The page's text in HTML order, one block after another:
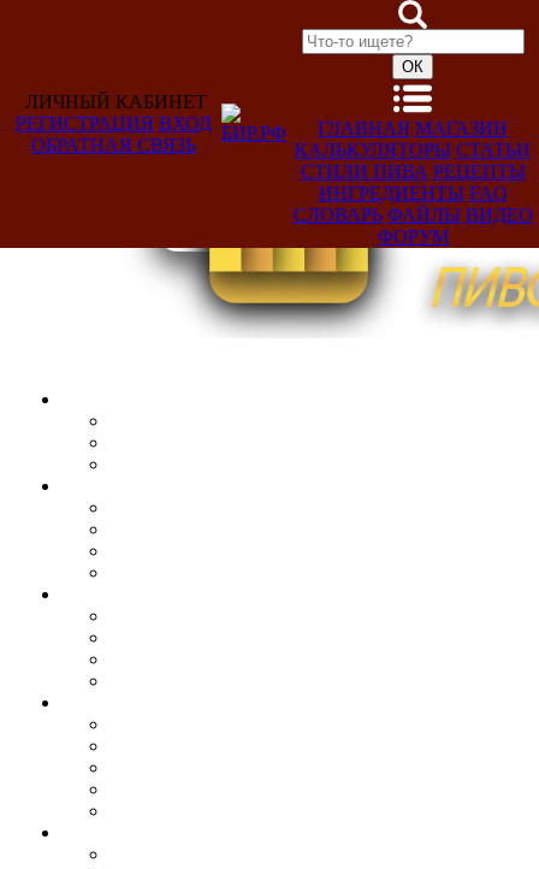
Добро
ЛИЧНЫЙ КАБИНЕТ
РЕГИСТРАЦИЯ ВХОД
ОБРАТНАЯ СВЯЗЬ
ГЛАВНАЯ МАГАЗИН
КАЛЬКУЛЯТОРЫ СТАТЬИ
СТИЛИ ПИВА РЕЦЕПТЫ
ИНГРЕДИЕНТЫ FAQ
СЛОВАРЬ ФАЙЛЫ ВИДЕО
ФОРУМ